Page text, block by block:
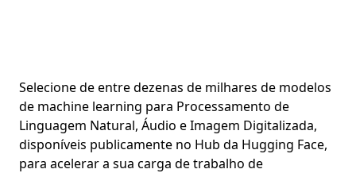
Azure Kubernetes Service (AKS)
Selecione de entre dezenas de milhares de modelos
de machine learning para Processamento de
Linguagem Natural, Áudio e Imagem Digitalizada,
disponíveis publicamente no Hub da Hugging Face,
para acelerar a sua carga de trabalho de